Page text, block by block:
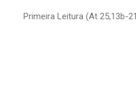
Primeira Leitura (At 25,13b-